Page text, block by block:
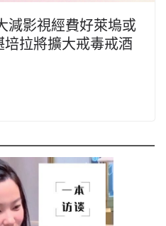
減影視經費好萊塢或
拉將擴大戒毒戒酒